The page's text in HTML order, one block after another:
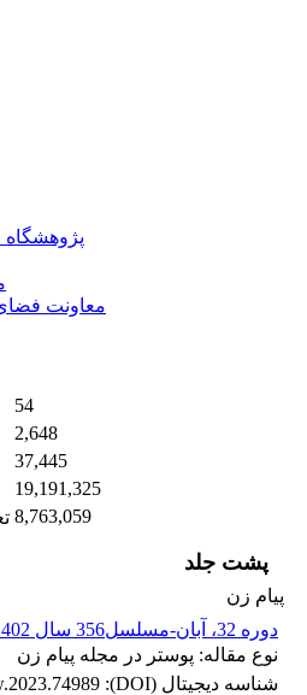
معاونت
54
2,648
37,445
19,191,325
8,763,059
پشت جلد
پیام زن
دوره 32، آبان-مسلسل356 سال 1402
نوع مقاله: پوستر در مجله پیام زن
شناسه دیجیتال (DOI):